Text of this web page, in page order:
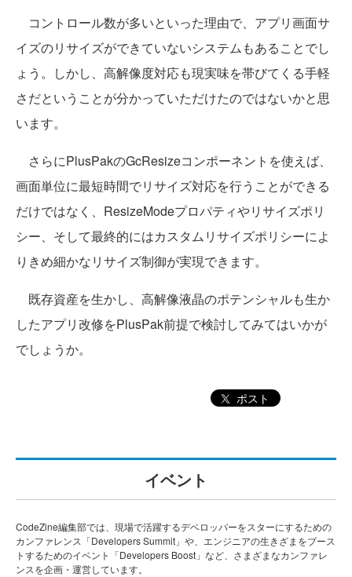
コントロール数が多いといった理由で、アプリ画面サ
イズのリサイズができていないシステムもあることでし
ょう。しかし、高解像度対応も現実味を帯びてくる手軽
さだということが分かっていただけたのではないかと思
います。
さらにPlusPakのGcResizeコンポーネントを使えば、
画面単位に最短時間でリサイズ対応を行うことができる
だけではなく、ResizeModeプロパティやリサイズポリ
シー、そして最終的にはカスタムリサイズポリシーによ
りきめ細かなリサイズ制御が実現できます。
既存資産を生かし、高解像液晶のポテンシャルも生か
したアプリ改修をPlusPak前提で検討してみてはいかが
でしょうか。
ポスト
イベント
CodeZine編集部では、現場で活躍するデベロッパーをスターにするための
カンファレンス「Developers Summit」や、エンジニアの生きざまをブース
トするためのイベント「Developers Boost」など、さまざまなカンファレ
ンスを企画・運営しています。